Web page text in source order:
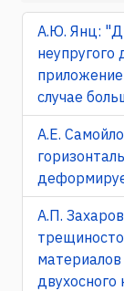
А.Ю. Янц:
случае
А.Е.
А.П.